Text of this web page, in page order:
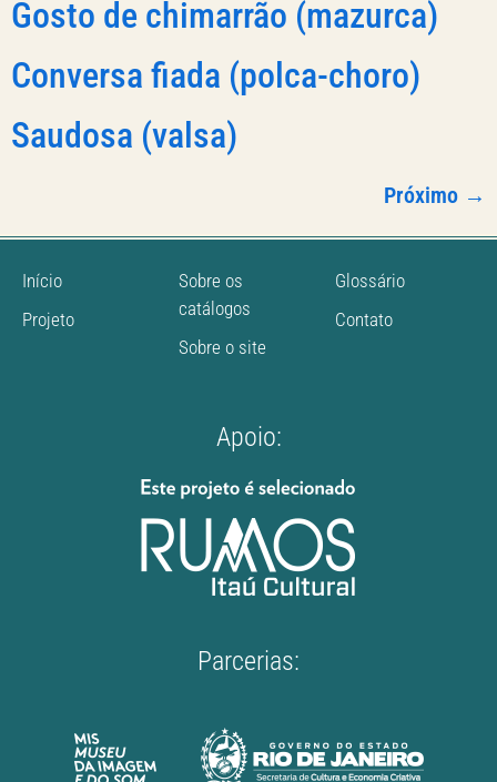
Gosto de chimarrão (mazurca)
Conversa fiada (polca-choro)
Saudosa (valsa)
Próximo →
Início
Projeto
Sobre os
catálogos
Sobre o site
Glossário
Contato
Apoio:
Parcerias: